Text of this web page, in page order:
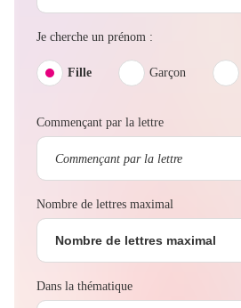
Je cherche un prénom :
Fille Garçon
Commençant par la lettre
Nombre de lettres maximal
Nombre de lettres maximal
Dans la thématique